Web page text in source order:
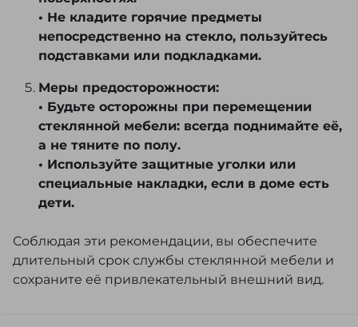
• Не кладите горячие предметы
непосредственно на стекло, пользуйтесь
подставками или подкладками.
Меры предосторожности:
• Будьте осторожны при перемещении
стеклянной мебели: всегда поднимайте её,
а не тяните по полу.
• Используйте защитные уголки или
специальные накладки, если в доме есть
дети.
Соблюдая эти рекомендации, вы обеспечите
длительный срок службы стеклянной мебели и
сохраните её привлекательный внешний вид.